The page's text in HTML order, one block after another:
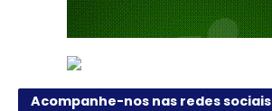
Acompanhe-nos nas redes sociais